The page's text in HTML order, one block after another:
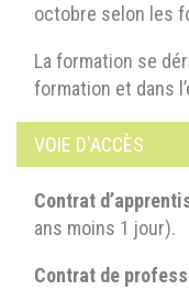
octobre selon les
La formation se
formation et dans
VOIE D'ACCÈS
Contrat
ans moins 1 jour).
Contrat de